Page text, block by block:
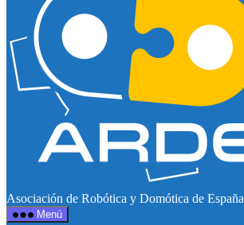
Asociación de Robótica y Domótica de España
Menú